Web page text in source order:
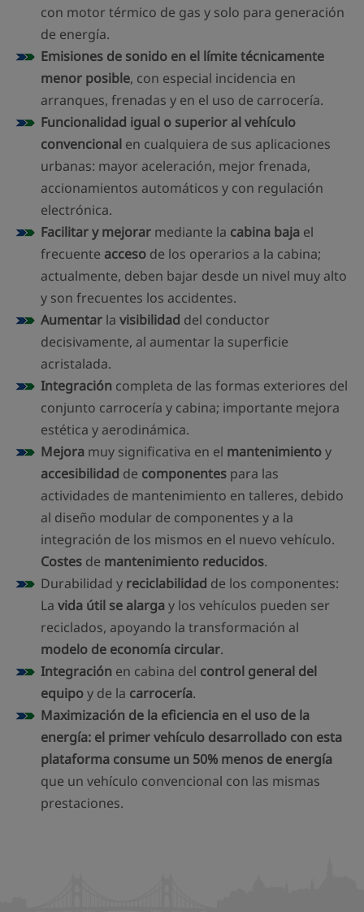
con motor térmico de gas y solo para generación
de energía.
Emisiones de sonido en el límite técnicamente
menor posible, con especial incidencia en
arranques, frenadas y en el uso de carrocería.
Funcionalidad igual o superior al vehículo
convencional en cualquiera de sus aplicaciones
urbanas: mayor aceleración, mejor frenada,
accionamientos automáticos y con regulación
electrónica.
Facilitar y mejorar mediante la cabina baja el
frecuente acceso de los operarios a la cabina;
actualmente, deben bajar desde un nivel muy alto
y son frecuentes los accidentes.
Aumentar la visibilidad del conductor
decisivamente, al aumentar la superficie
acristalada.
Integración completa de las formas exteriores del
conjunto carrocería y cabina; importante mejora
estética y aerodinámica.
Mejora muy significativa en el mantenimientoy
accesibilidad de componentes para las
actividades de mantenimiento en talleres, debido
al diseño modular de componentes y a la
integración de los mismos en el nuevo vehículo.
Costes de mantenimiento reducidos.
Durabilidad y reciclabilidad de los componentes:
La vida útil se alargay los vehículos pueden ser
reciclados, apoyando la transformación al
modelo de economía circular.
Integración en cabina del control general del
equipoy de la carrocería.
Maximización de la eficiencia en el uso de la
energía: el primer vehículo desarrollado con esta
plataforma consume un 50% menos de energía
que un vehículo convencional con las mismas
prestaciones.